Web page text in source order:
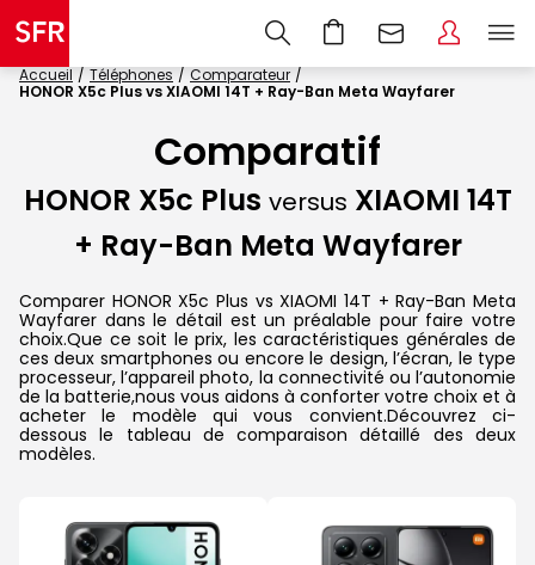
Accueil Téléphones
Comparateur
HONOR X5c Plus vs XIAOMI 14T + Ray-Ban Meta Wayfarer
Comparatif
HONOR X5c Plus versus XIAOMI 14T
+ Ray-Ban Meta Wayfarer
Comparer HONOR X5c Plus vs XIAOMI 14T + Ray-Ban Meta
Wayfarer dans le détail est un préalable pour faire votre
choix.Que ce soit le prix, les caractéristiques générales de
ces deux smartphones ou encore le design, l’écran, le type
processeur, l’appareil photo, la connectivité ou l’autonomie
de la batterie,nous vous aidons à conforter votre choix et à
acheter le modèle qui vous convient.Découvrez ci-
dessous le tableau de comparaison détaillé des deux
modèles.